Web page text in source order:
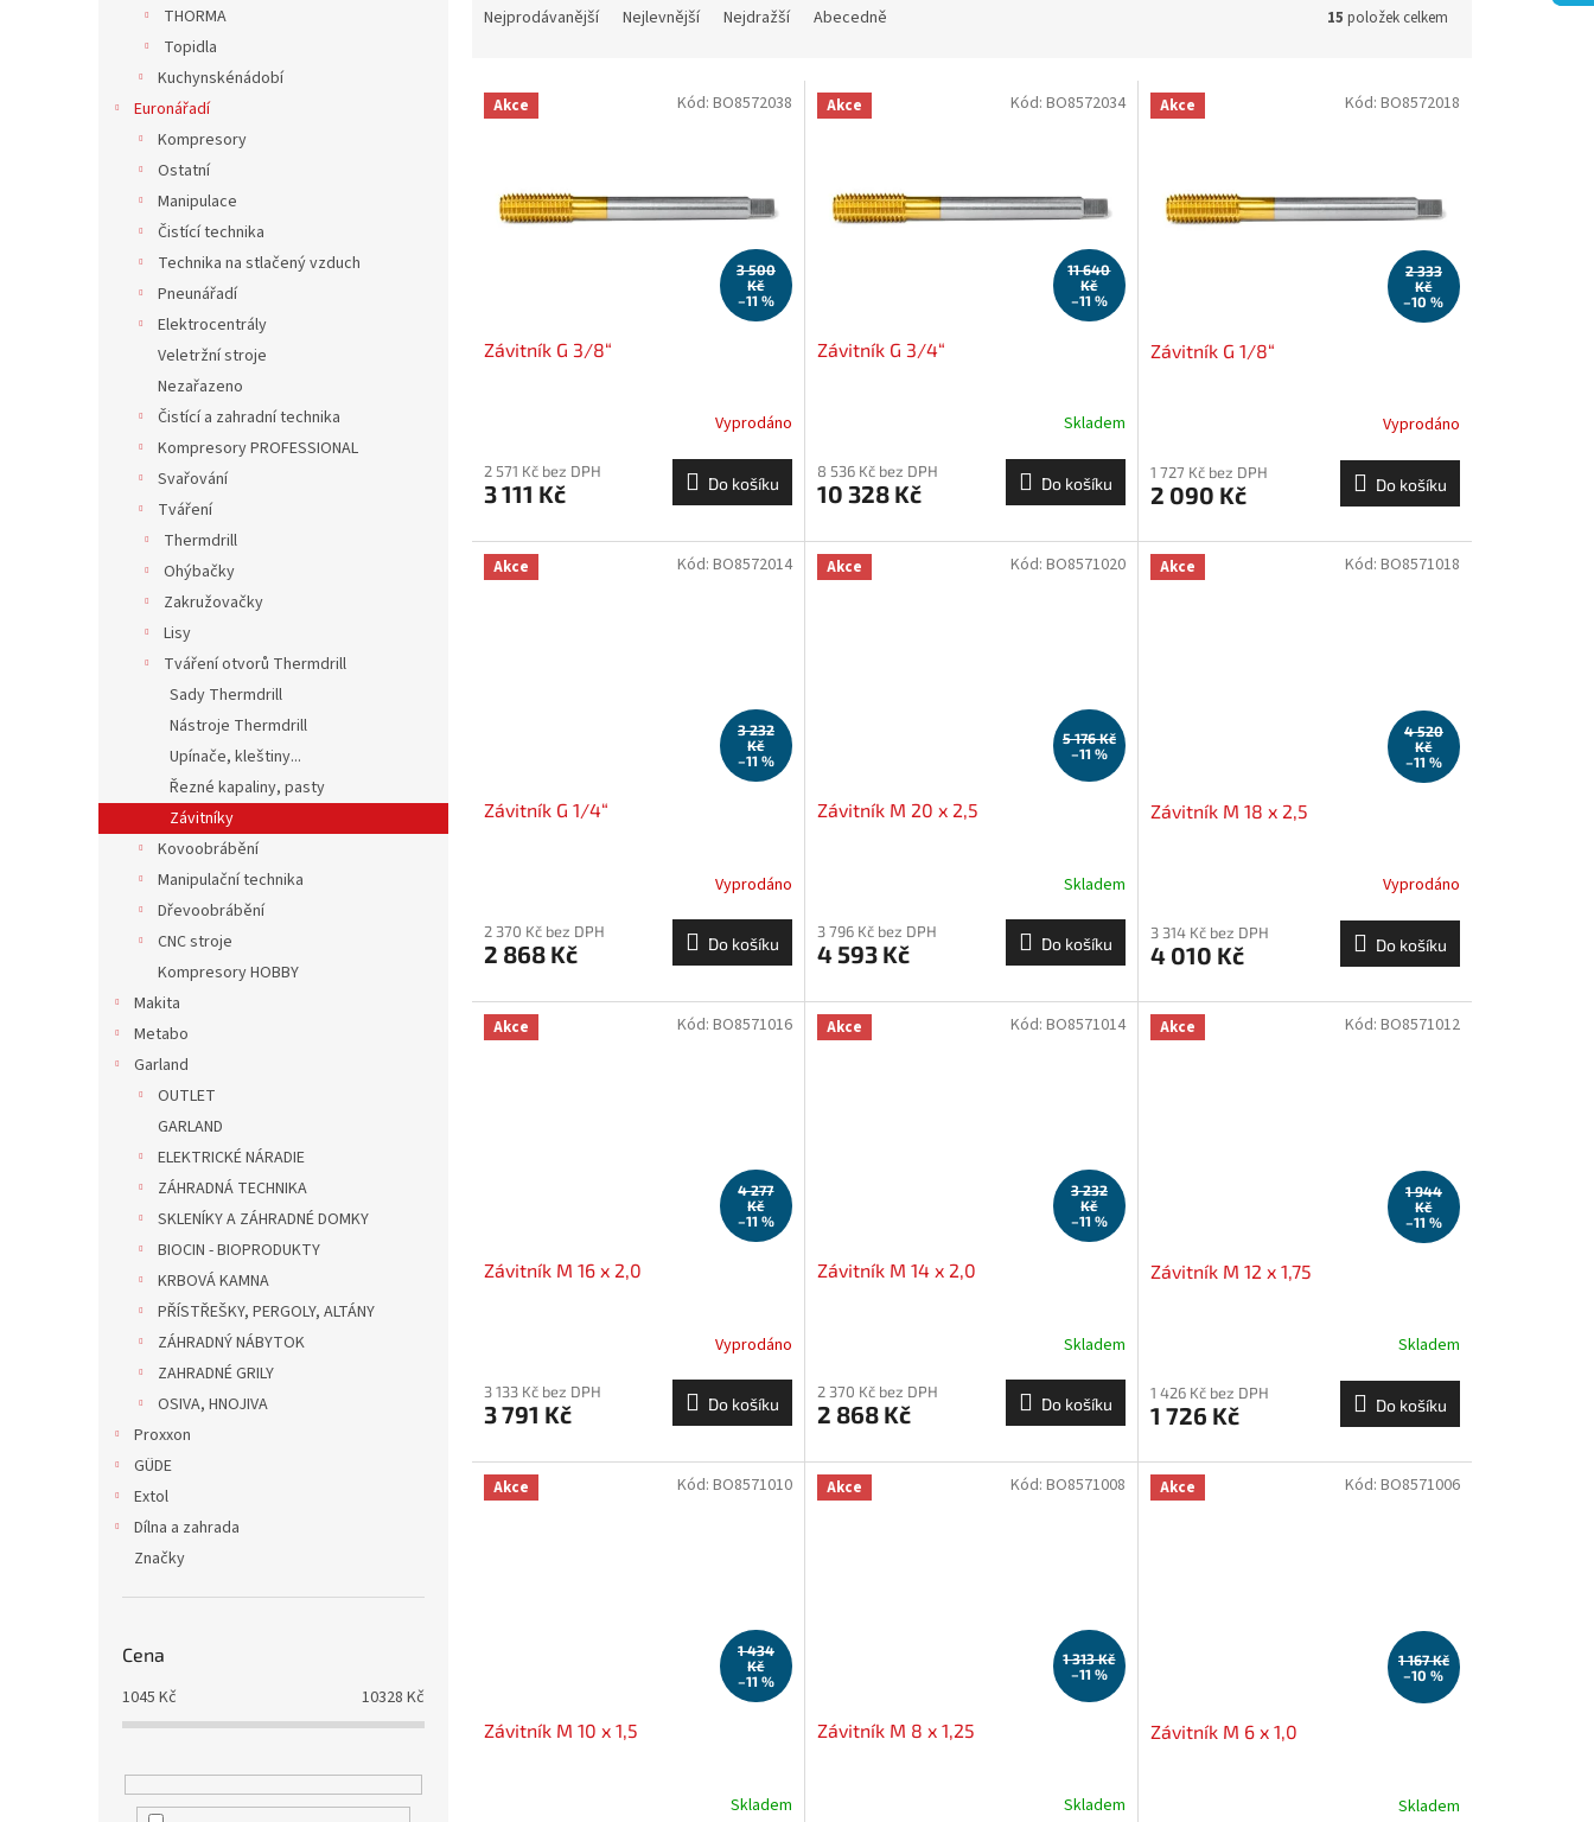
THORMA
Topidla
Kuchynskénádobí
Euronářadí
Kompresory
Ostatní
Manipulace
Čistící technika
Technika na stlačený vzduch
Pneunářadí
Elektrocentrály
Veletržní stroje
Nezařazeno
Čistící a zahradní technika
Kompresory PROFESSIONAL
Svařování
Tváření
Thermdrill
Ohýbačky
Zakružovačky
Lisy
Tváření otvorů Thermdrill
Sady Thermdrill
Nástroje Thermdrill
Upínače, kleštiny...
Řezné kapaliny, pasty
Závitníky
Kovoobrábění
Manipulační technika
Dřevoobrábění
CNC stroje
Kompresory HOBBY
Makita
Metabo
Garland
OUTLET
GARLAND
ELEKTRICKÉ NÁRADIE
ZÁHRADNÁ TECHNIKA
SKLENÍKY A ZÁHRADNÉ DOMKY
BIOCIN - BIOPRODUKTY
KRBOVÁ KAMNA
PŘÍSTŘEŠKY, PERGOLY, ALTÁNY
ZÁHRADNÝ NÁBYTOK
ZAHRADNÉ GRILY
OSIVA, HNOJIVA
Proxxon
GÜDE
Extol
Dílna a zahrada
Značky
Cena
1045 Kč 10328 Kč
n
Nejprodávanější Nejlevnější Nejdražší Abecedně 15 položek celkem
V Akce
3 500
Kč
–11 %
Závitník G 3/8“
Vyprodáno
2 571 Kč bez DPH
3 111 Kč Do košíku
Kód: BO8572038 Akce
11 640
Kč
–11 %
Závitník G 3/4“
Skladem
8 536 Kč bez DPH
10 328 Kč Do košíku
Kód: BO8572034 Akce
2 333
Kč
–10 %
Závitník G 1/8“
Vyprodáno
1 727 Kč bez DPH
2 090 Kč Do košíku
Kód: BO8572018
Akce
3 232
Kč
–11 %
Závitník G 1/4“
Vyprodáno
2 370 Kč bez DPH
2 868 Kč Do košíku
Kód: BO8572014 Akce
5 176 Kč
–11 %
Závitník M 20 x 2,5
Skladem
3 796 Kč bez DPH
4 593 Kč Do košíku
Kód: BO8571020 Akce
4 520
Kč
–11 %
Závitník M 18 x 2,5
Vyprodáno
3 314 Kč bez DPH
4 010 Kč Do košíku
Kód: BO8571018
Akce
4 277
Kč
–11 %
Závitník M 16 x 2,0
Vyprodáno
3 133 Kč bez DPH
3 791 Kč Do košíku
Kód: BO8571016 Akce
3 232
Kč
–11 %
Závitník M 14 x 2,0
Skladem
2 370 Kč bez DPH
2 868 Kč Do košíku
Kód: BO8571014 Akce
1 944
Kč
–11 %
Závitník M 12 x 1,75
Skladem
1 426 Kč bez DPH
1 726 Kč Do košíku
Kód: BO8571012
Akce
1 434
Kč
–11 %
Závitník M 10 x 1,5
Skladem
Kód: BO8571010 Akce
1 313 Kč
–11 %
Závitník M 8 x 1,25
Skladem
Kód: BO8571008 Akce
1 167 Kč
–10 %
Závitník M 6 x 1,0
Skladem
Kód: BO8571006